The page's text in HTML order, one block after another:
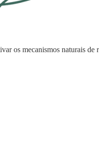
os mecanismos naturais